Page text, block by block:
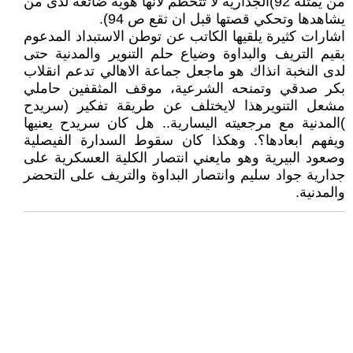
يشاهدها وتحكي قصتها قبل ان تقع ص 94).
اشارات كثيرة يلقيها الكاتب عن توطن الاستبداد المدعوم
بقيم التريف والبداوة وضياع حلم التنوير والمدنية حتى
لدى النخبة انذاك هو ماجعل جماعة الاهالي تدعم انقلاب
بكر صدقي وتمنحه الشرعية، موقف المثقفين حاملي
مشعل التنويرهذا لايختلف عن طريقة تفكير (سريدح
)المدنية مع مرجعيته اليسارية.. هل كان سريدح يعنيها
ويفهم ابعادها؟. وهكذا كان سقوط السدارة الفيصلية
وصعود البيرية وهو مايعني انتصار الكلية العسكرية على
جدارية جواد سليم وانتصار البداوة والتريف على التحضر
والمدنية.